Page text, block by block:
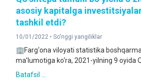
asosiy kapitalga
tashkil etdi?
10/01/2022 • So'nggi yangiliklar
🏢Farg‘ona viloyati statistika
ma’lumotiga ko‘ra, 2021-yilning 9 oyida
Batafsil ...